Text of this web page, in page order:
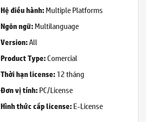
Hệ điều hành:Multiple Platforms
Ngôn ngữ:Multilanguage
Version:All
Product Type:Comercial
Thời hạn license:12 tháng
Đơn vị tính:PC/License
Hình thức cấp license:E-License